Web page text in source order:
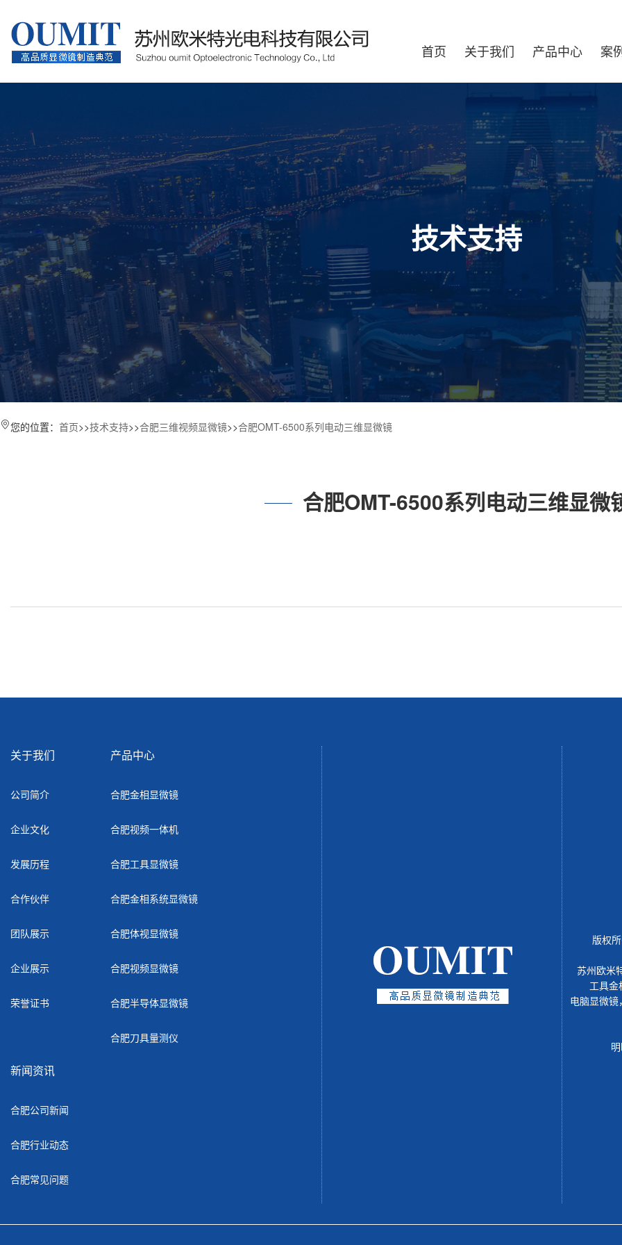
首页 关于我们 产品中心 案
技术支持
您的位置： 首页>>技术支持>>合肥三维视频显微镜>>合肥OMT-6500系列电动三维显微镜
合肥OMT-6500系列电动三维显微
关于我们
公司简介
企业文化
发展历程
合作伙伴
团队展示
企业展示
荣誉证书
产品中心
合肥金相显微镜
合肥视频一体机
合肥工具显微镜
合肥金相系统显微镜
合肥体视显微镜
合肥视频显微镜
合肥半导体显微镜
合肥刀具量测仪
新闻资讯
合肥公司新闻
合肥行业动态
合肥常见问题
版权
苏州欧米
工具金
电脑显微镜